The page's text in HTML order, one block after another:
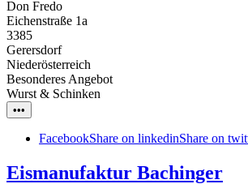
Don Fredo
Eichenstraße 1a
3385
Gerersdorf
Niederösterreich
Besonderes Angebot
Wurst & Schinken
•••
FacebookShare on linkedinShare on
Eismanufaktur Bachinger